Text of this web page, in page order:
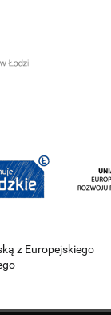
z Europejskiego